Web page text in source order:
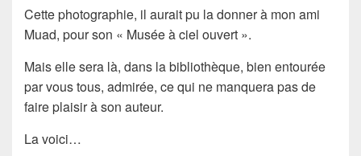
Cette photographie, il aurait pu la donner à mon ami
Muad, pour son « Musée à ciel ouvert ».
Mais elle sera là, dans la bibliothèque, bien entourée
par vous tous, admirée, ce qui ne manquera pas de
faire plaisir à son auteur.
La voici…